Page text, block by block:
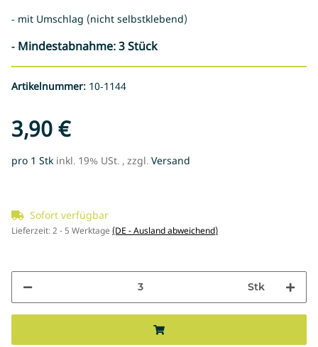
- mit Umschlag (nicht selbstklebend)
- Mindestabnahme: 3 Stück
Artikelnummer: 10-1144
3,90 €
pro 1 Stk inkl. 19% USt. , zzgl. Versand
Sofort verfügbar
Lieferzeit:2 - 5 Werktage (DE - Ausland abweichend)
Stk